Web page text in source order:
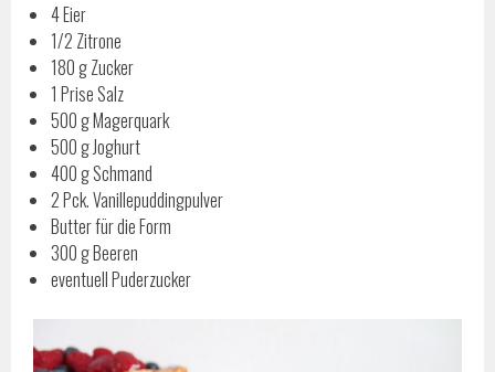
4 Eier
1/2 Zitrone
180 g Zucker
1 Prise Salz
500 g Magerquark
500 g Joghurt
400 g Schmand
2 Pck. Vanillepuddingpulver
Butter für die Form
300 g Beeren
eventuell Puderzucker